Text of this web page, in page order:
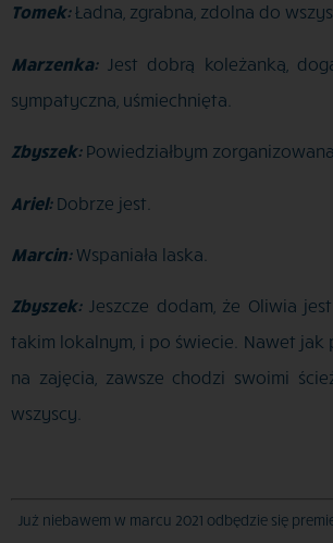
Tomek:Ładna, zgrabna, zdolna do
Marzenka:Jest dobrą koleżanką,
sympatyczna, uśmiechnięta.
Zbyszek:Powiedziałbym
Ariel:Dobrze jest.
Marcin:Wspaniała laska.
Zbyszek:Jeszcze dodam, że Oliwia
takim lokalnym, i po świecie. Nawet jak
na zajęcia, zawsze chodzi swoimi
wszyscy.
Już niebawem w marcu 2021 odbędzie się